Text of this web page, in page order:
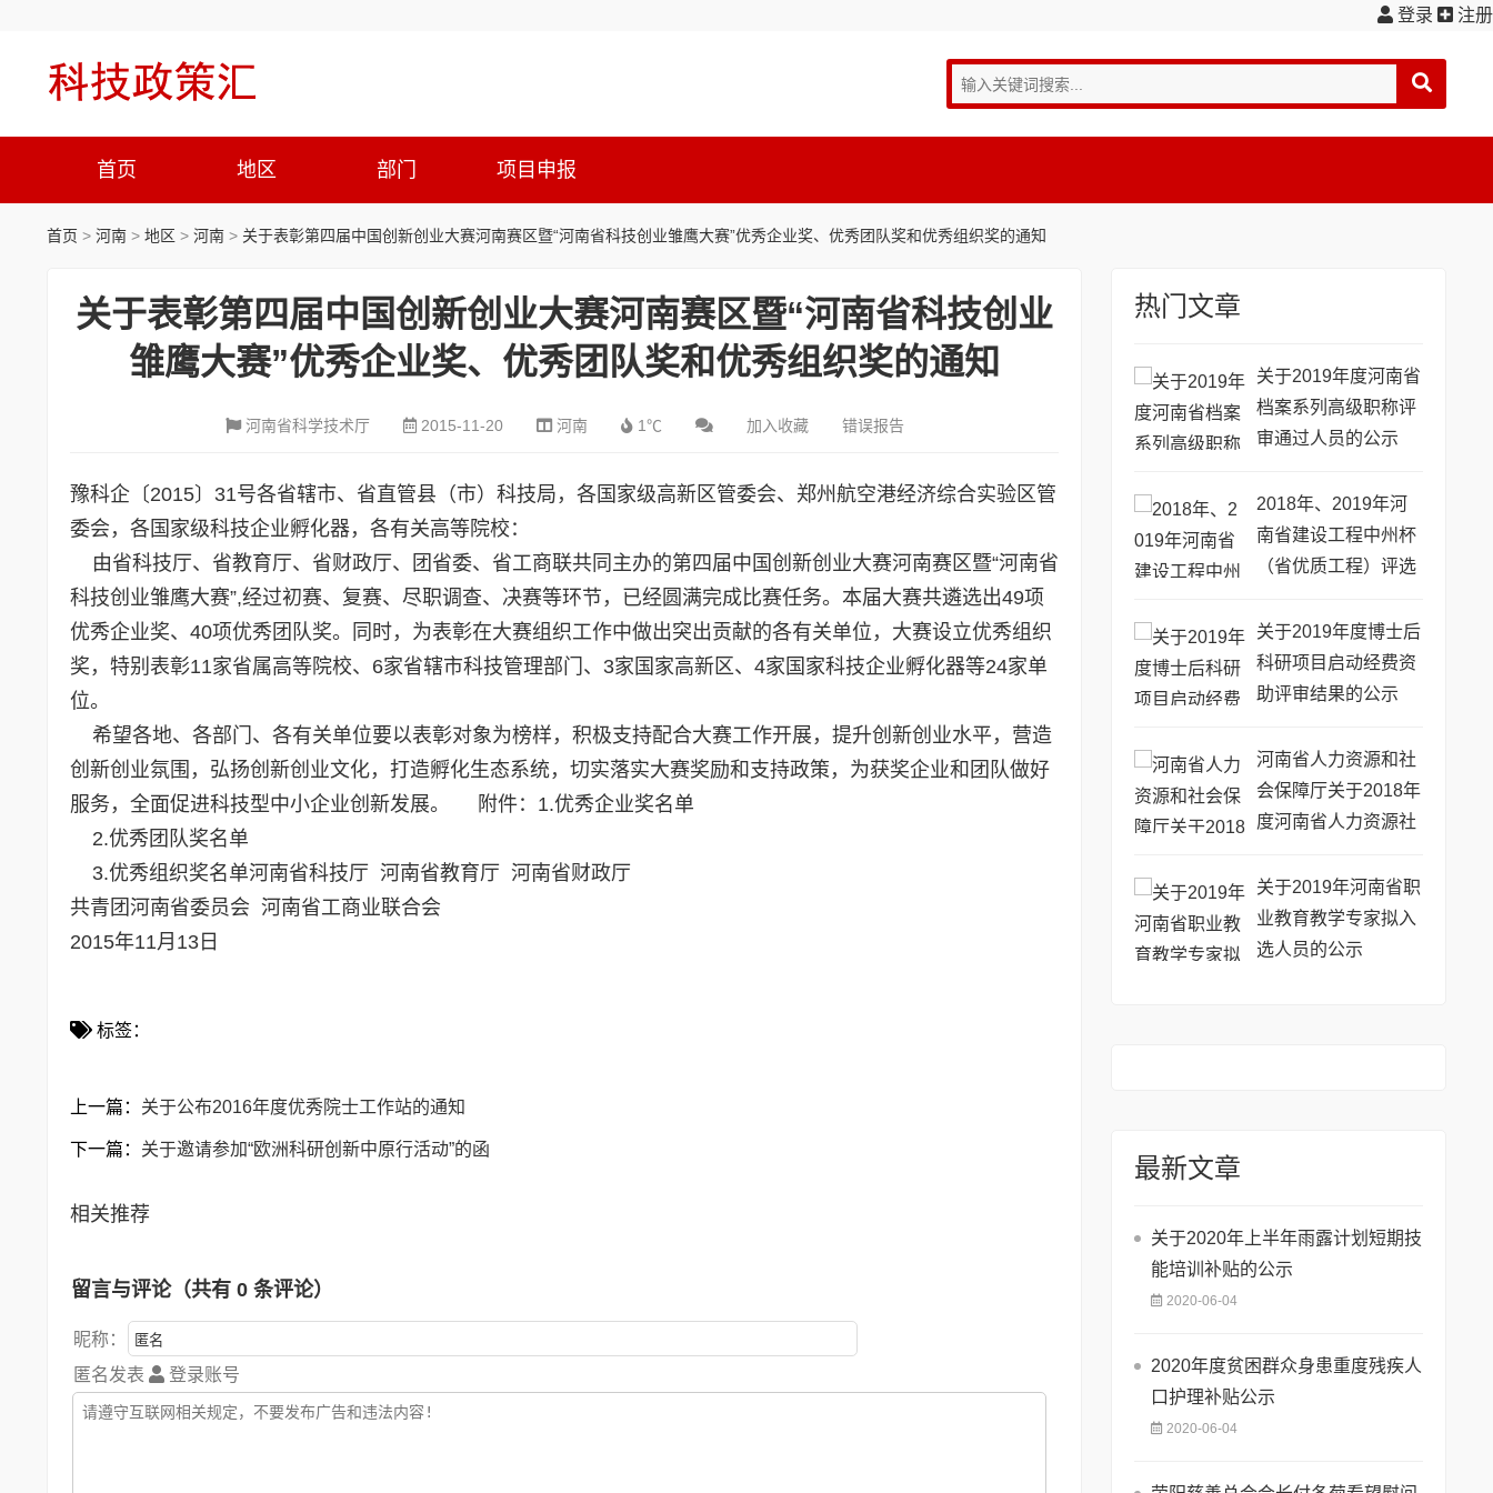
登录 注册
首页 地区 部门 项目申报
首页 > 河南 > 地区 > 河南 > 关于表彰第四届中国创新创业大赛河南赛区暨“河南省科技创业雏鹰大赛”优秀企业奖、优秀团队奖和优秀组织奖的通知
关于表彰第四届中国创新创业大赛河南赛区暨“河南省科技创业
雏鹰大赛”优秀企业奖、优秀团队奖和优秀组织奖的通知
河南省科学技术厅 2015-11-20 河南 1℃ 加入收藏 错误报告
豫科企〔2015〕31号各省辖市、省直管县（市）科技局，各国家级高新区管委会、郑州航空港经济综合实验区管
委会，各国家级科技企业孵化器，各有关高等院校：
由省科技厅、省教育厅、省财政厅、团省委、省工商联共同主办的第四届中国创新创业大赛河南赛区暨“河南省
科技创业雏鹰大赛”,经过初赛、复赛、尽职调查、决赛等环节，已经圆满完成比赛任务。本届大赛共遴选出49项
优秀企业奖、40项优秀团队奖。同时，为表彰在大赛组织工作中做出突出贡献的各有关单位，大赛设立优秀组织
奖，特别表彰11家省属高等院校、6家省辖市科技管理部门、3家国家高新区、4家国家科技企业孵化器等24家单
位。
希望各地、各部门、各有关单位要以表彰对象为榜样，积极支持配合大赛工作开展，提升创新创业水平，营造
创新创业氛围，弘扬创新创业文化，打造孵化生态系统，切实落实大赛奖励和支持政策，为获奖企业和团队做好
服务，全面促进科技型中小企业创新发展。 附件：1.优秀企业奖名单
2.优秀团队奖名单
3.优秀组织奖名单河南省科技厅 河南省教育厅 河南省财政厅
共青团河南省委员会 河南省工商业联合会
2015年11月13日
标签：
上一篇： 关于公布2016年度优秀院士工作站的通知
下一篇： 关于邀请参加“欧洲科研创新中原行活动”的函
相关推荐
留言与评论（共有 0 条评论）
昵称：
匿名发表
登录账号
热门文章
关于2019年度河南省
档案系列高级职称评
审通过人员的公示
2018年、2019年河
南省建设工程中州杯
（省优质工程）评选
关于2019年度博士后
科研项目启动经费资
助评审结果的公示
河南省人力资源和社
会保障厅关于2018年
度河南省人力资源社
的通报
关于2019年河南省职
业教育教学专家拟入
选人员的公示
最新文章
关于2020年上半年雨露计划短期技
能培训补贴的公示
2020-06-04
2020年度贫困群众身患重度残疾人
口护理补贴公示
2020-06-04